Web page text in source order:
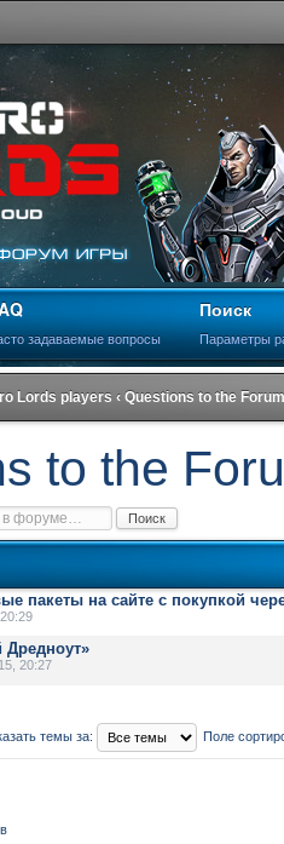
задаваемые вопросы
Поиск
Параметры
Lords players ‹ Questions to the
to the
пакеты на сайте с покупкой
20:27
темы за: Поле